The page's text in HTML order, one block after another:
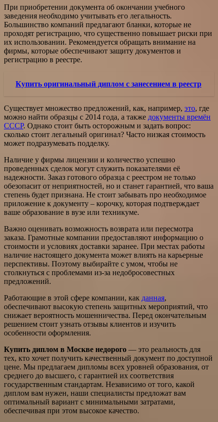
При приобретении документа об окончании учебного
заведения необходимо учитывать его легальность.
Большинство компаний предлагают бланки, которые не
проходят регистрацию, что существенно повышает риски при
их использовании. Рекомендуется обращать внимание на
фирмы, которые обеспечивают защиту документов и
регистрацию в реестре.
Купить оригинальный диплом с занесением в реестр
Существует множество предложений, как, например, это, где
можно найти образцы с 2014 года, а также документы времён
СССР. Однако стоит быть осторожным и задать вопрос:
сколько стоит легальный оригинал? Часто низкая стоимость
может подразумевать подделку.
Наличие у фирмы лицензии и количество успешно
проведенных сделок могут служить показателями её
надежности. Заказ готового образца с реестром не только
обезопасит от неприятностей, но и станет гарантией, что ваша
степень будет признана. Не стоит забывать про необходимое
приложение к документу – корочку, которая подтверждает
ваше образование в вузе или техникуме.
Важно оценивать возможность возврата или пересмотра
заказа. Грамотные компании предоставляют информацию о
стоимости и условиях доставки заранее. При местах работы
наличие настоящего документа может влиять на карьерные
перспективы. Поэтому выбирайте с умом, чтобы не
столкнуться с проблемами из-за недобросовестных
предложений.
Работающие в этой сфере компании, как данная,
обеспечивают высокую степень защитных мероприятий, что
снижает вероятность мошенничества. Перед окончательным
решением стоит узнать отзывы клиентов и изучить
особенности оформления.
Купить диплом в Москве недорого — это реальность для
тех, кто хочет получить качественный документ по доступной
цене. Мы предлагаем дипломы всех уровней образования, от
среднего до высшего, с гарантией их соответствия
государственным стандартам. Независимо от того, какой
диплом вам нужен, наши специалисты предложат вам
оптимальный вариант с минимальными затратами,
обеспечивая при этом высокое качество.